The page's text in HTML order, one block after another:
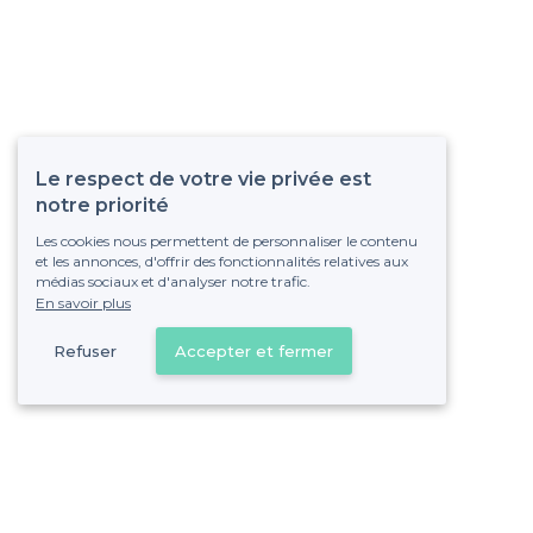
Le respect de votre vie privée est
notre priorité
Les cookies nous permettent de personnaliser le contenu
et les annonces, d'offrir des fonctionnalités relatives aux
médias sociaux et d'analyser notre trafic.
En savoir plus
Refuser Accepter et fermer